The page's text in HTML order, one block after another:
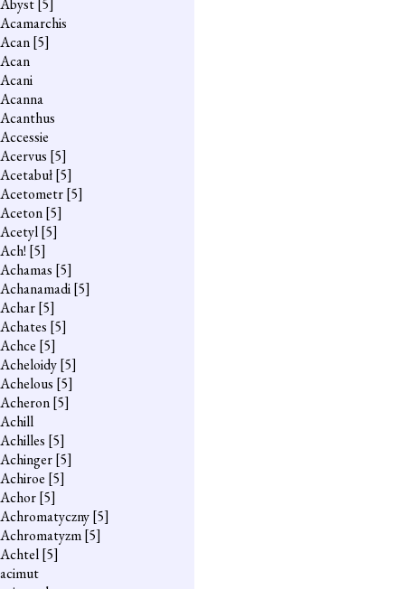
Abyst[5]
Acamarchis
Acan[5]
Acan
Acani
Acanna
Acanthus
Accessie
Acervus [5]
Acetabuł[5]
Acetometr[5]
Aceton[5]
Acetyl[5]
Ach! [5]
Achamas [5]
Achanamadi[5]
Achar[5]
Achates [5]
Achce [5]
Acheloidy[5]
Achelous [5]
Acheron[5]
Achill
Achilles [5]
Achinger[5]
Achiroe [5]
Achor[5]
Achromatyczny[5]
Achromatyzm[5]
Achtel[5]
acimut